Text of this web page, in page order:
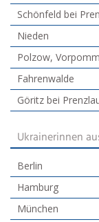
Schönfeld bei
Nieden
Polzow,
Fahrenwalde
Göritz bei
Ukrainerinnen
Berlin
Hamburg
München